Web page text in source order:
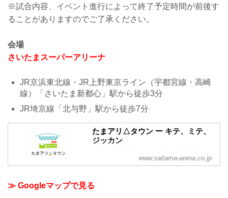
※試合内容、イベント進行によって終了予定時間が前後す
ることがありますのでご了承ください。
会場
さいたまスーパーアリーナ
JR京浜東北線・JR上野東京ライン（宇都宮線・高崎
線）「さいたま新都心」駅から徒歩3分
JR埼京線「北与野」駅から徒歩7分
たまアリ△タウン ー キテ、ミテ、
ジッカン
「たまアリ△タウン」のサイトです。
「さいたまスーパーアリーナ」、「けや
リ△タウン」のサイトです。
www.saitama-arena.co.jp
≫ Googleマップで見る